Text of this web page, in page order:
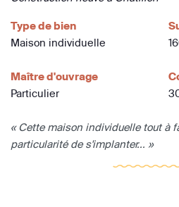
Type de bien
Maison individuelle
Maître d'ouvrage
Particulier
« Cette maison individuelle tout à
particularité de s'implanter... »